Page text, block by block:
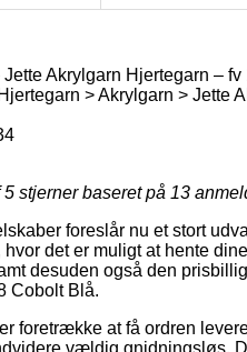
Akrylgarn Hjertegarn –
> Akrylgarn > Jette
5 stjerner baseret på 13
foreslår nu et stort
hvor det er muligt at hente
desuden også den
Cobolt Blå.
foretrække at få ordren
vældig gnidningsløs.